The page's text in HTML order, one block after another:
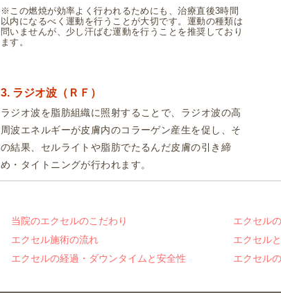
※この燃焼が効率よく行われるためにも、治療直後3時間
以内になるべく運動を行うことが大切です。運動の種類は
問いませんが、少し汗ばむ運動を行うことを推奨しており
ます。
3. ラジオ波（ＲＦ）
ラジオ波を脂肪組織に照射することで、ラジオ波の高
周波エネルギーが皮膚内のコラーゲン産生を促し、そ
の結果、セルライトや脂肪でたるんだ皮膚の引き締
め・タイトニングが行われます。
当院のエクセルのこだわり
エクセル
エクセル施術の流れ
エクセル
エクセルの経過・ダウンタイムと安全性
エクセル